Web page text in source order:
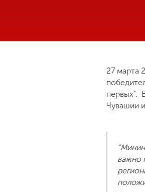
27 марта
первых”.
Чувашии
важно